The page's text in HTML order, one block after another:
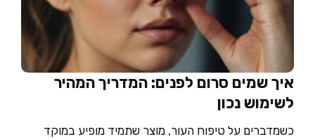
איך שמים סרום לפנים: המדריך המהיר
לשימוש נכון
כשמדברים על טיפוח העור, מוצר שתמיד מופיע במוקד